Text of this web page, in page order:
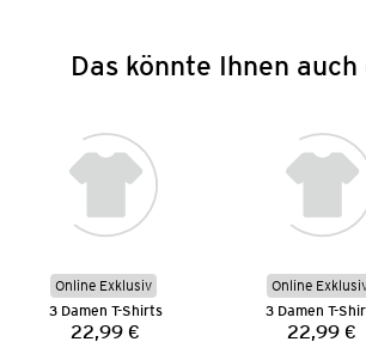
Das könnte Ihnen
Online Exklusiv
3 Damen T-Shirts
Preis:
22,99 €
Online
3 Damen T-
Preis:
22,99 €